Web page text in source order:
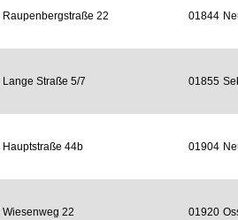
Raupenbergstraße 22 01844
Lange Straße 5/7 01855
Hauptstraße 44b 01904
Wiesenweg 22 01920